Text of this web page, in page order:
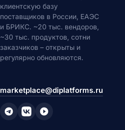
клиентскую базу
поставщиков в России, ЕАЭС
и БРИКС. ~20 тыс. вендоров,
~30 тыс. продуктов, сотни
заказчиков – открыты и
регулярно обновляются.
marketplace@diplatforms.ru